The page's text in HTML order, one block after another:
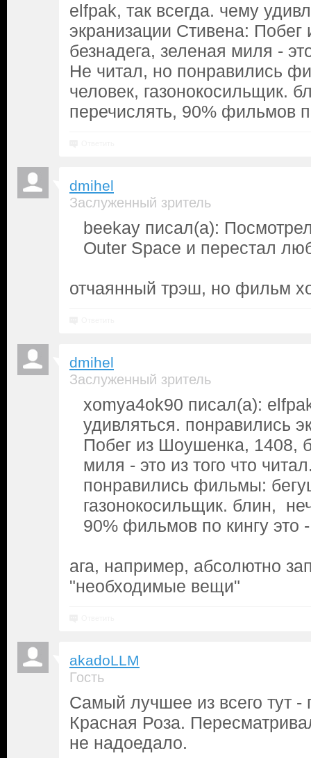
elfpak, так всегда. чему
экранизации Стивена:
безнадега, зеленая миля -
Не читал, но понравились
человек, газонокосильщик.
перечислять, 90% фильмов
dmihel
Заслуженный зритель
beekay писал(а):
Outer Space и перестал
отчаянный трэш, но фильм
dmihel
Заслуженный зритель
xomya4ok90 писал(а):
удивляться. понравились
Побег из Шоушенка, 1408,
миля - это из того что
понравились фильмы:
газонокосильщик. блин,
90% фильмов по кингу это
ага, например, абсолютно
"необходимые вещи"
akadoLLM
Гость
Самый лучшее из всего тут -
Красная Роза.
не надоедало.